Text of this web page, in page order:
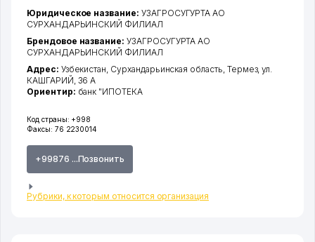
Код страны: +998
Факсы: 76 2230014
+99876 ...Позвонить
Рубрики, к которым относится организация
Юридическое название: УЗАГРОСУГУРТА АО
СУРХАНДАРЬИНСКИЙ ФИЛИАЛ
Брендовое название: УЗАГРОСУГУРТА АО
СУРХАНДАРЬИНСКИЙ ФИЛИАЛ
Адрес: Узбекистан, Сурхандарьинская область, Термез,ул.
КАШГАРИЙ, 36 А
Ориентир: банк "ИПОТЕКА